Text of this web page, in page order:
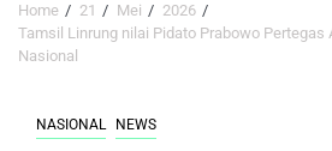
Home 21 Mei
2026
Tamsil Linrung nilai Pidato Prabowo Pertegas
Nasional
NASIONAL NEWS